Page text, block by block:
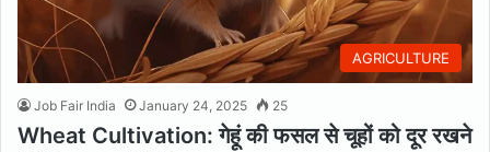
AGRICULTURE
Job Fair India January 24, 2025 25
Wheat Cultivation: गेहूं की फसल से चूहों को दूर रखने